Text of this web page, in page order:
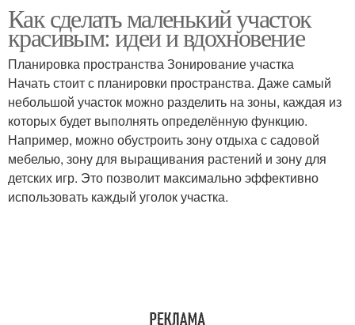
Как сделать маленький участок
красивым: идеи и вдохновение
Планировка пространства Зонирование участка
Начать стоит с планировки пространства. Даже самый
небольшой участок можно разделить на зоны, каждая из
которых будет выполнять определённую функцию.
Например, можно обустроить зону отдыха с садовой
мебелью, зону для выращивания растений и зону для
детских игр. Это позволит максимально эффективно
использовать каждый уголок участка.